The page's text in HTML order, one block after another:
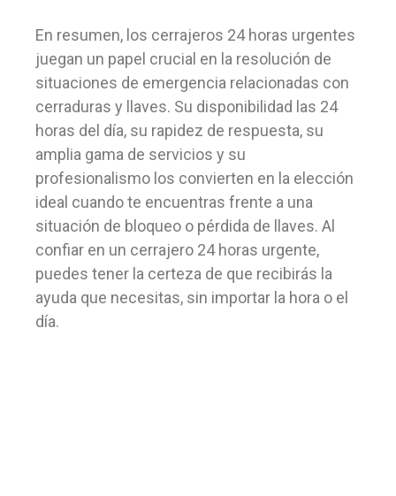
En resumen, los cerrajeros 24 horas urgentes
juegan un papel crucial en la resolución de
situaciones de emergencia relacionadas con
cerraduras y llaves. Su disponibilidad las 24
horas del día, su rapidez de respuesta, su
amplia gama de servicios y su
profesionalismo los convierten en la elección
ideal cuando te encuentras frente a una
situación de bloqueo o pérdida de llaves. Al
confiar en un cerrajero 24 horas urgente,
puedes tener la certeza de que recibirás la
ayuda que necesitas, sin importar la hora o el
día.